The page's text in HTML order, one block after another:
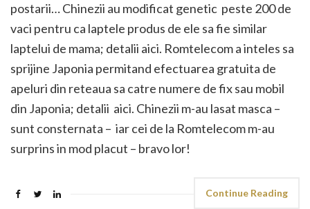
postarii… Chinezii au modificat genetic peste 200 de
vaci pentru ca laptele produs de ele sa fie similar
laptelui de mama; detalii aici. Romtelecom a inteles sa
sprijine Japonia permitand efectuarea gratuita de
apeluri din reteaua sa catre numere de fix sau mobil
din Japonia; detalii aici. Chinezii m-au lasat masca –
sunt consternata – iar cei de la Romtelecom m-au
surprins in mod placut – bravo lor!
Continue Reading